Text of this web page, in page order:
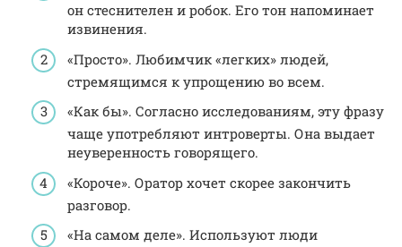
он стеснителен и робок. Его тон напоминает
извинения.
«Просто». Любимчик «легких» людей,
стремящимся к упрощению во всем.
«Как бы». Согласно исследованиям, эту фразу
чаще употребляют интроверты. Она выдает
неуверенность говорящего.
«Короче». Оратор хочет скорее закончить
разговор.
«На самом деле». Используют люди